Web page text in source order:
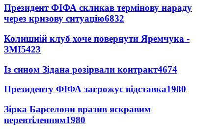
Президент ФІФА скликав термінову нараду
через кризову ситуацію6832
Колишній клуб хоче повернути Яремчука -
ЗМІ5423
Із сином Зідана розірвали контракт4674
Президенту ФІФА загрожує відставка1980
Зірка Барселони вразив яскравим
перевтіленням1980